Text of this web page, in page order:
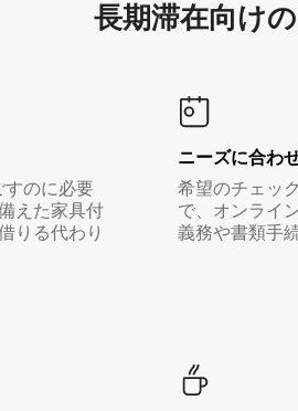
長期滞在向け⁠
すのに必要
えた家具付
りる代わり
ニーズに合わ
希望のチェッ
で、オンライ
義務や書類手